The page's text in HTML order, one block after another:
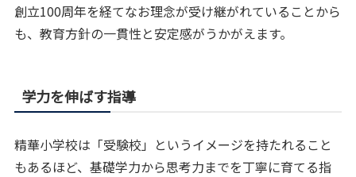
創立100周年を経てなお理念が受け継がれていることから
も、教育方針の一貫性と安定感がうかがえます。
学力を伸ばす指導
精華小学校は「受験校」というイメージを持たれること
もあるほど、基礎学力から思考力までを丁寧に育てる指